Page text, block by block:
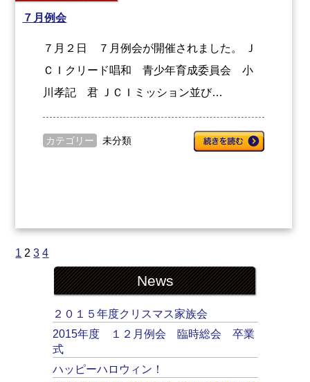
７月例会
７月２日 ７月例会が開催されました。 Ｊ
ＣＩクリード唱和 青少年育成委員会 小
川孝記 君 ＪＣＩミッション並び…
カテゴリー 未分類
1 2 3 4
News
２０１５年度クリスマス家族会
2015年度 １２月例会 臨時総会 卒業
式
ハッピーハロウィン！